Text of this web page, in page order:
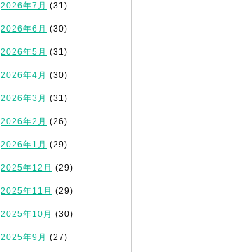
2026年7月 (31)
2026年6月 (30)
2026年5月 (31)
2026年4月 (30)
2026年3月 (31)
2026年2月 (26)
2026年1月 (29)
2025年12月 (29)
2025年11月 (29)
2025年10月 (30)
2025年9月 (27)